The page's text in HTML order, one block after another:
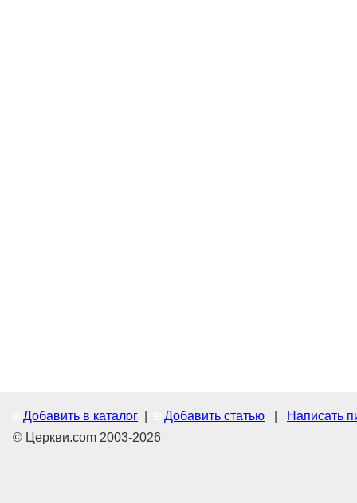
Добавить в каталог Добавить статью
Написать
© Церкви.com 2003-2026